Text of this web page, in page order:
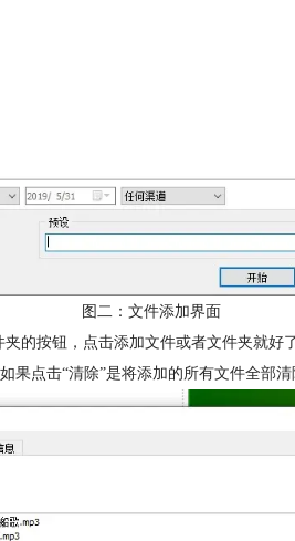
图二：文件添加界面
的按钮，点击添加文件或者文件夹就
果点击“清除”是将添加的所有文件全部